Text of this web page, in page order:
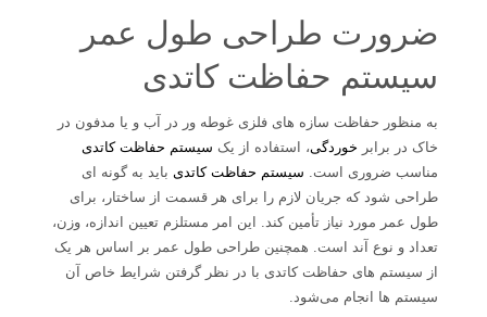
ضرورت طراحی طول عمر
سیستم حفاظت کاتدی
به منظور حفاظت سازه های فلزی غوطه ور در آب و یا مدفون در
خاک در برابر خوردگی، استفاده از یک سیستم حفاظت کاتدی
مناسب ضروری است. سیستم حفاظت کاتدی باید به گونه ای
طراحی شود که جریان لازم را برای هر قسمت از ساختار، برای
طول عمر مورد نیاز تأمین کند. این امر مستلزم تعیین اندازه، وزن،
تعداد و نوع آند است. همچنین طراحی طول عمر بر اساس هر یک
از سیستم های حفاظت کاتدی با در نظر گرفتن شرایط خاص آن
سیستم ها انجام می‌شود.